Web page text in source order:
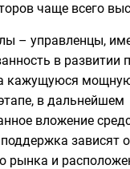
чаще всего
– управленцы,
в развитии
кажущуюся
в дальнейшем
вложение
зависят
рынка и